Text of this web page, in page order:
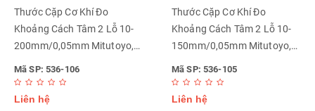
Thước Cặp Cơ Khí Đo
Khoảng Cách Tâm 2 Lỗ 10-
200mm/0,05mm Mitutoyo,
536-106
Mã SP: 536-106
Liên hệ
Thước Cặp Cơ Khí Đo
Khoảng Cách Tâm 2 Lỗ 10-
150mm/0,05mm Mitutoyo,
536-105
Mã SP: 536-105
Liên hệ